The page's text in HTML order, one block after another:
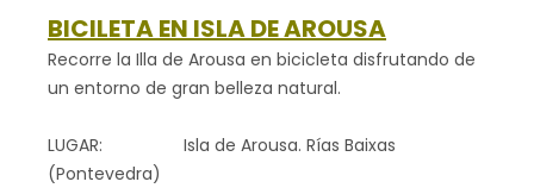
BICILETA EN ISLA DE AROUSA
Recorre la Illa de Arousa en bicicleta disfrutando de
un entorno de gran belleza natural.
LUGAR: Isla de Arousa. Rías Baixas
(Pontevedra)